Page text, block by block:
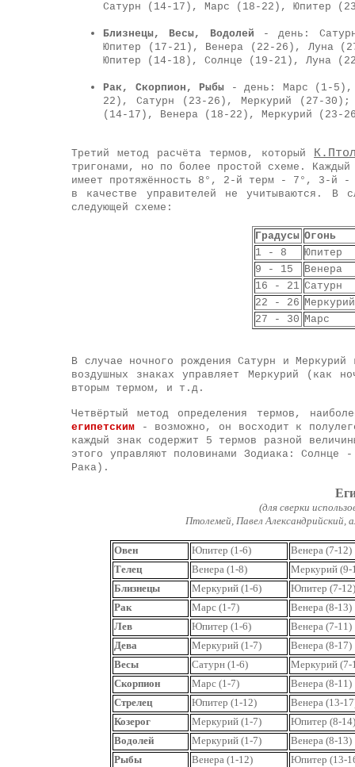
Сатурн (14-17), Марс (18-22), Юпитер
Близнецы, Весы, Водолей - день:
Юпитер (17-21), Венера (22-26), Луна
Юпитер (14-18), Солнце (19-21), Луна
Рак, Скорпион, Рыбы - день: Марс (1-5),
22), Сатурн (23-26), Меркурий (27-
(14-17), Венера (18-22), Меркурий (23-
Третий метод расчёта термов, который
тригонами, но по более простой схеме.
имеет протяжённость 8°, 2-й терм - 7°, 3-й
в качестве управителей не учитываются. В
следующей схеме:
Градусы Огонь
1 - 8
Юпитер
9 - 15
Венера
16 - 21 Сатурн
22 - 26 Меркурий
27 - 30 Марс
В случае ночного рождения Сатурн и
воздушных знаках управляет Меркурий (как
вторым термом, и т.д.
Четвёртый метод определения термов,
египетским
- возможно, он восходит к
каждый знак содержит 5 термов разной
этого управляют половинами Зодиака:
Рака).
(для сверки
Птолемей, Павел Александрийский,
Овен Юпитер (1-6)
Венера (7-12)
Телец
Венера (1-8)
Меркурий (9-
Близнецы
Меркурий (1-6)
Юпитер (7-12)
Рак
Марс (1-7)
Венера (8-13)
Лев
Юпитер (1-6)
Венера (7-11)
Дева
Меркурий (1-7)
Венера (8-17)
Весы
Сатурн (1-6)
Меркурий (7-
Скорпион
Марс (1-7)
Венера (8-11)
Стрелец
Юпитер (1-12)
Венера (13-
Козерог
Меркурий (1-7)
Юпитер (8-14)
Водолей
Меркурий (1-7)
Венера (8-13)
Рыбы
Венера (1-12) Юпитер (13-